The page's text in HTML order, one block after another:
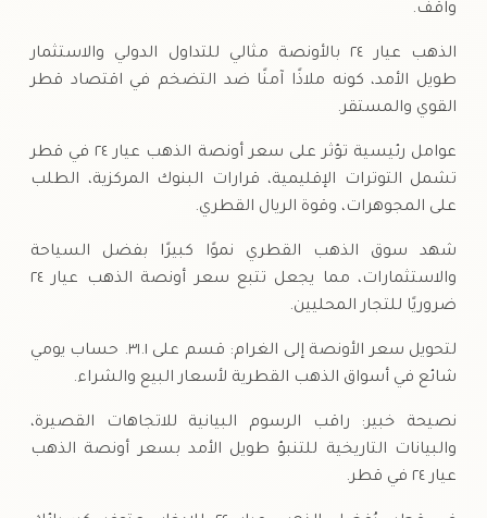
واقف.
الذهب عيار ٢٤ بالأونصة مثالي للتداول الدولي والاستثمار
طويل الأمد، كونه ملاذًا آمنًا ضد التضخم في اقتصاد قطر
القوي والمستقر.
عوامل رئيسية تؤثر على سعر أونصة الذهب عيار ٢٤ في قطر
تشمل التوترات الإقليمية، قرارات البنوك المركزية، الطلب
على المجوهرات، وقوة الريال القطري.
شهد سوق الذهب القطري نموًا كبيرًا بفضل السياحة
والاستثمارات، مما يجعل تتبع سعر أونصة الذهب عيار ٢٤
ضروريًا للتجار المحليين.
لتحويل سعر الأونصة إلى الغرام: قسم على ٣١.١. حساب يومي
شائع في أسواق الذهب القطرية لأسعار البيع والشراء.
نصيحة خبير: راقب الرسوم البيانية للاتجاهات القصيرة،
والبيانات التاريخية للتنبؤ طويل الأمد بسعر أونصة الذهب
عيار ٢٤ في قطر.